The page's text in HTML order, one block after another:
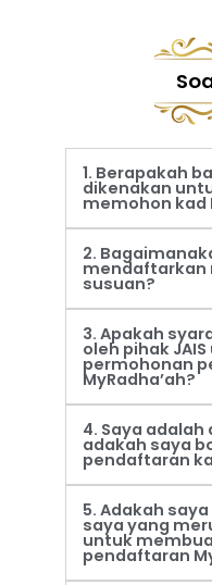
1. Berapakah
dikenakan
memohon kad
2.
mendaftarkan
susuan?
3. Apakah
oleh pihak
permohonan
MyRadha’ah?
4. Saya adalah
adakah saya
pendaftaran
5. Adakah
saya yang
untuk
pendaftaran